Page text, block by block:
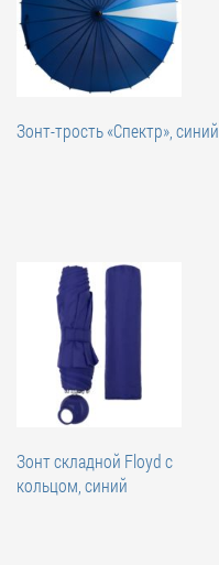
Зонт-трость «Спектр», синий
Зонт складной Floyd с
кольцом, синий